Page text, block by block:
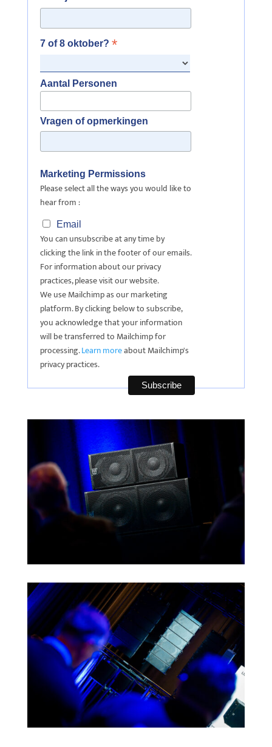
7 of 8 oktober? *
Aantal Personen
Vragen of opmerkingen
Marketing Permissions
Please select all the ways you would like to
hear from :
Email
You can unsubscribe at any time by
clicking the link in the footer of our emails.
For information about our privacy
practices, please visit our website.
We use Mailchimp as our marketing
platform. By clicking below to subscribe,
you acknowledge that your information
will be transferred to Mailchimp for
processing.Learn moreabout Mailchimp's
privacy practices.